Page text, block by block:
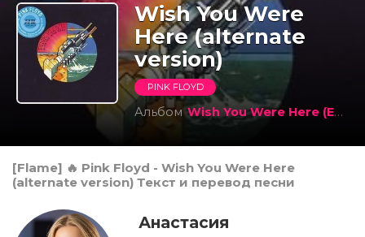
Wish You Were
Here (alternate
version)
PINK FLOYD
Альбом Wish You Were Here (Experience Edition)
[Flame] 🔥 Pink Floyd - Wish You Were Here
(alternate version) Текст и перевод песни
Анастасия